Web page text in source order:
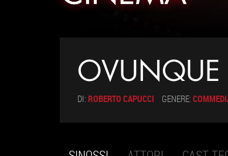
OVUNQUE
DI: ROBERTO CAPUCCI GENERE: